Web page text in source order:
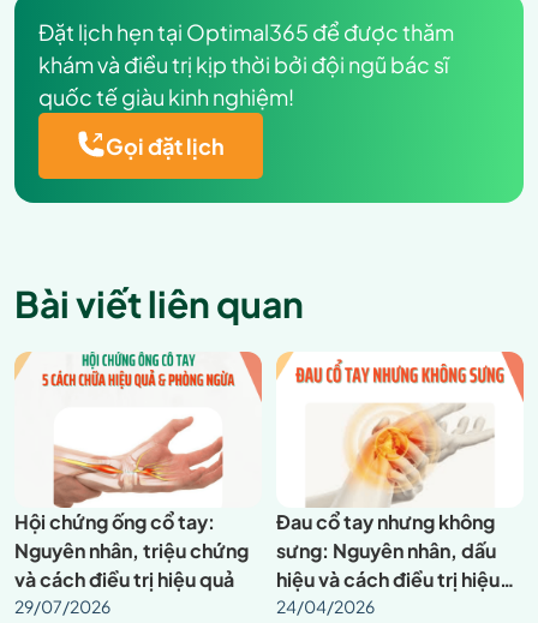
Đặt lịch hẹn tại Optimal365 để được thăm
khám và điều trị kịp thời bởi đội ngũ bác sĩ
quốc tế giàu kinh nghiệm!
Gọi đặt lịch
Bài viết liên quan
Hội chứng ống cổ tay:
Nguyên nhân, triệu chứng
và cách điều trị hiệu quả
29/07/2026
Đau cổ tay nhưng không
sưng: Nguyên nhân, dấu
hiệu và cách điều trị hiệu
quả
24/04/2026